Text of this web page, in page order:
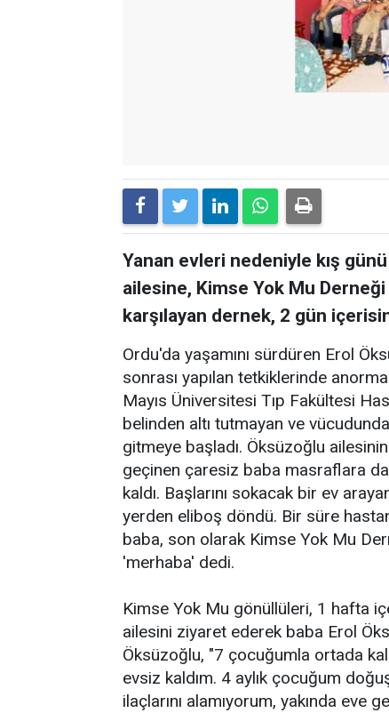
Yanan evleri nedeniyle kış
ailesine, Kimse Yok Mu Derneği
karşılayan dernek, 2 gün
Ordu'da yaşamını sürdüren Erol
sonrası yapılan tetkiklerinde
Mayıs Üniversitesi Tıp Fakültesi
belinden altı tutmayan ve
gitmeye başladı. Öksüzoğlu
geçinen çaresiz baba masraflara
kaldı. Başlarını sokacak bir ev
yerden eliboş döndü. Bir süre
baba, son olarak Kimse Yok Mu
'merhaba' dedi.
Kimse Yok Mu gönüllüleri, 1 hafta
ailesini ziyaret ederek baba Erol
Öksüzoğlu, "7 çocuğumla ortada
evsiz kaldım. 4 aylık çocuğum
ilaçlarını alamıyorum, yakında eve